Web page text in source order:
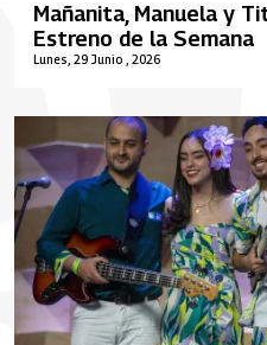
Lunes, 29 Junio , 2026
Mañanita, Manuela y
Estreno de la Semana